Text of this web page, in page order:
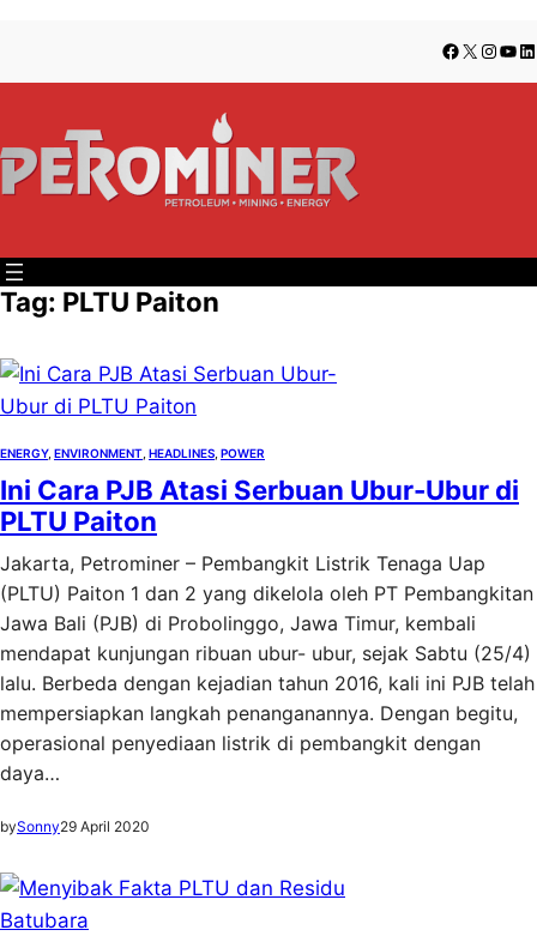
Facebook
X
Tag: PLTU Paiton
ENERGY, ENVIRONMENT HEADLINES POWER
Ini Cara PJB Atasi Serbuan Ubur-Ubur di
PLTU Paiton
Jakarta, Petrominer – Pembangkit Listrik Tenaga Uap
(PLTU) Paiton 1 dan 2 yang dikelola oleh PT Pembangkitan
Jawa Bali (PJB) di Probolinggo, Jawa Timur, kembali
mendapat kunjungan ribuan ubur- ubur, sejak Sabtu (25/4)
lalu. Berbeda dengan kejadian tahun 2016, kali ini PJB telah
mempersiapkan langkah penanganannya. Dengan begitu,
operasional penyediaan listrik di pembangkit dengan
daya…
bySonny29 April 2020